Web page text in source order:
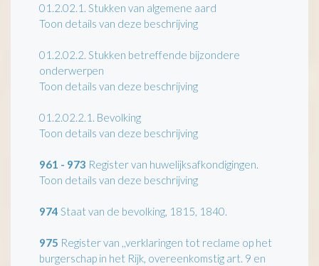
01.2.02.1. Stukken van algemene aard
Toon details van deze beschrijving
01.2.02.2. Stukken betreffende bijzondere
onderwerpen
Toon details van deze beschrijving
01.2.02.2.1. Bevolking
Toon details van deze beschrijving
961 - 973 Register van huwelijksafkondigingen.
Toon details van deze beschrijving
974 Staat van de bevolking, 1815, 1840.
975 Register van ,,verklaringen tot reclame op het
burgerschap in het Rijk, overeenkomstig art. 9 en